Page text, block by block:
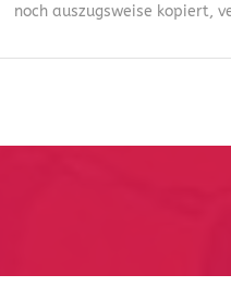
noch auszugsweise kopiert,